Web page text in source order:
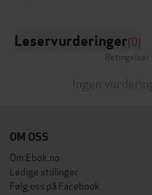
Leservurderinger(0)
Ingen
OM OSS
Om Ebok.no
Ledige stillinger
Følg oss på Facebook